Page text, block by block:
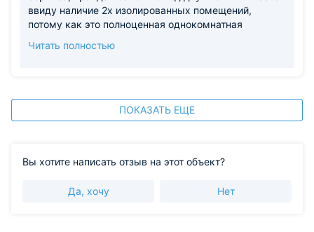
ввиду наличие 2х изолированных помещений,
потому как это полноценная однокомнатная
Надеемся вновь размещать вас и вашу ссемью в
Читать полностью
ПОКАЗАТЬ ЕЩЕ
Вы хотите написать отзыв на этот объект?
Да, хочу Нет